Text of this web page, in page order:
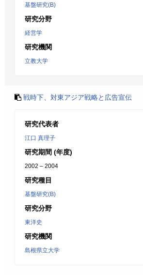
基盤研究(B)
研究分野
経営学
研究機関
立教大学
戦時下、対東アジア戦略と広告宣伝
研究代表者
江口 真理子
研究期間 (年度)
2002 – 2004
研究種目
基盤研究(B)
研究分野
東洋史
研究機関
島根県立大学